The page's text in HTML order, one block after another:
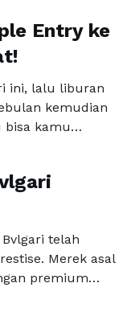
akses
PayPal (top
Entry ke
ini, lalu liburan
kemudian
bisa kamu
untuk
telah
Merek asal
premium